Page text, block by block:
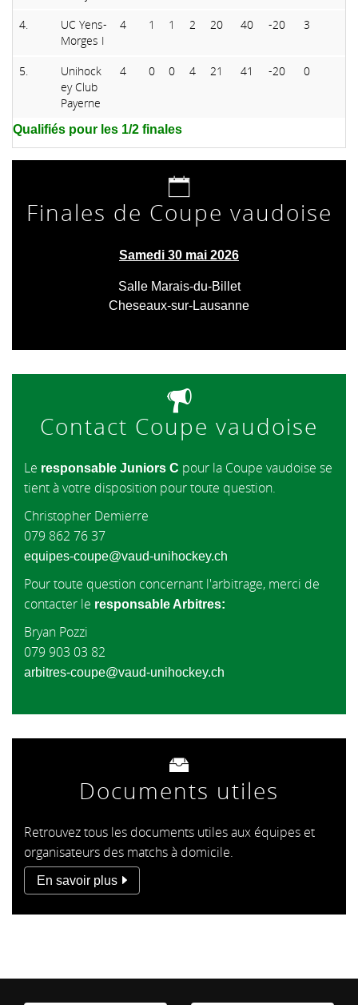
4.
UC Yens-
Morges I
4 1 1 2 20 40 -20 3
5.
Unihock
ey Club
Payerne
4 0 0 4 21 41 -20 0
Qualifiés pour les 1/2 finales
Finales de Coupe vaudoise
Samedi 30 mai 2026
Salle Marais-du-Billet
Cheseaux-sur-Lausanne
Contact Coupe vaudoise
Le responsable Juniors C pour la Coupe vaudoise se
tient à votre disposition pour toute question.
Christopher Demierre
079 862 76 37
equipes-coupe@vaud-unihockey.ch
Pour toute question concernant l'arbitrage, merci de
contacter le responsable Arbitres:
Bryan Pozzi
079 903 03 82
arbitres-coupe@vaud-unihockey.ch
Documents utiles
Retrouvez tous les documents utiles aux équipes et
organisateurs des matchs à domicile.
En savoir plus